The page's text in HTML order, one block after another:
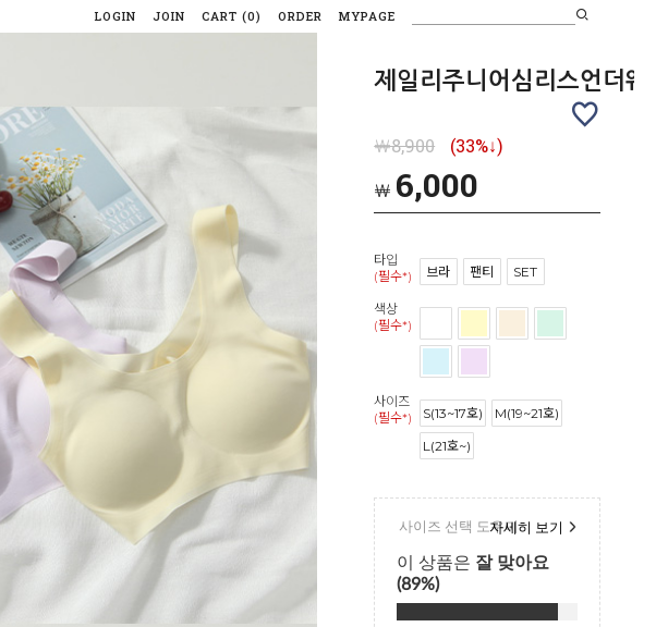
LOGIN JOIN CART (0) ORDER MYPAGE
제일리주니어심리스언더웨
￦8,900 (33%↓)
￦ 6,000
타입
(필수*)
브라 팬티 SET
색상
(필수*)
사이즈
(필수*)
S(13~17호)
M(19~21호)
L(21호~)